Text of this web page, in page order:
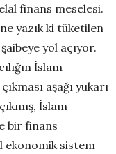
finans meselesi.
yazık ki tüketilen
yol açıyor.
İslam
aşağı yukarı
İslam
bir finans
ekonomik sistem